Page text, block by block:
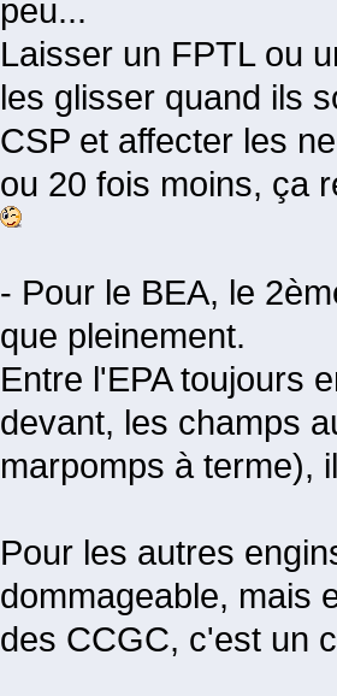
peu...
Laisser un FPTL ou
les glisser quand ils
CSP et affecter les
ou 20 fois moins, ça
- Pour le BEA, le
que pleinement.
Entre l'EPA toujours
devant, les champs
marpomps à terme),
Pour les autres
dommageable, mais
des CCGC, c'est un